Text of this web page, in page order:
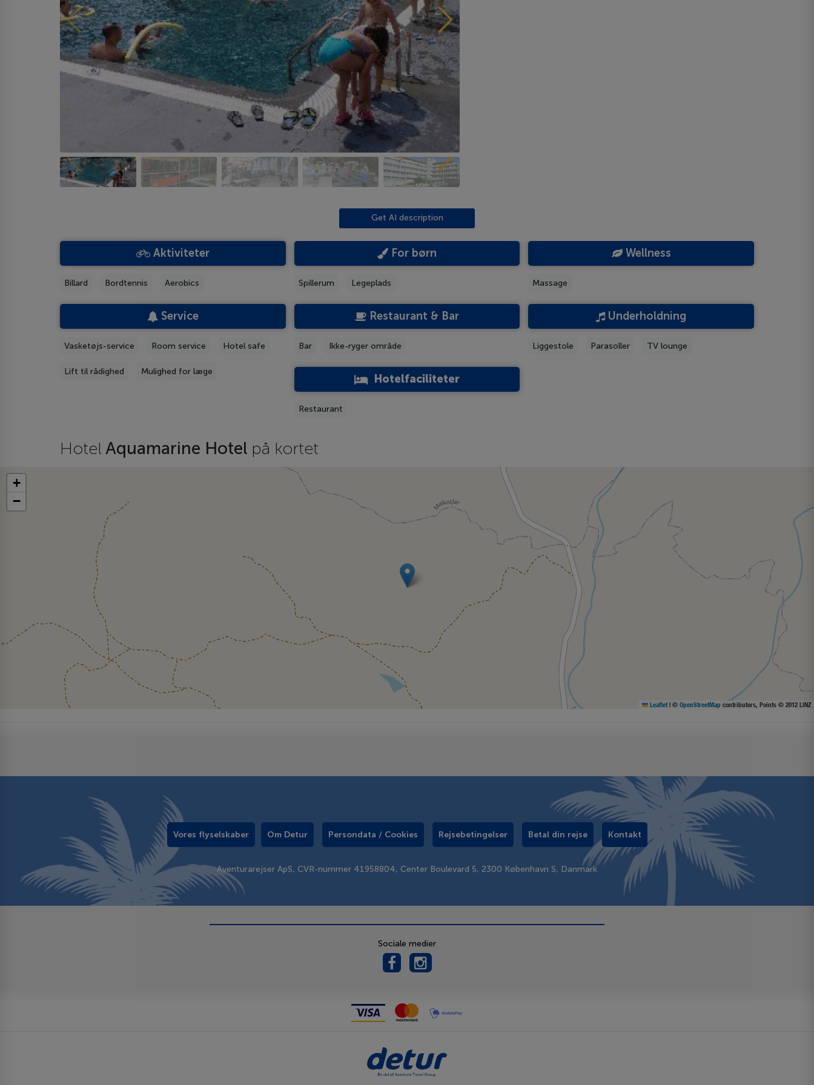
Get AI description
Aktiviteter
Billard Bordtennis Aerobics
Service
Vasketøjs-service Room service Hotel safe
Lift til rådighed Mulighed for læge
For børn
Spillerum Legeplads
Restaurant & Bar
Bar Ikke-ryger område
Hotelfaciliteter
Restaurant
Wellness
Massage
Underholdning
Liggestole Parasoller TV lounge
Hotel Aquamarine Hotel på kortet
+
−
Leaflet | © OpenStreetMap contributors, Points © 2012 LINZ
Vores flyselskaber Om Detur Persondata / Cookies Rejsebetingelser Betal din rejse Kontakt
Aventurarejser ApS, CVR-nummer 41958804, Center Boulevard 5, 2300 København S, Danmark
Sociale medier